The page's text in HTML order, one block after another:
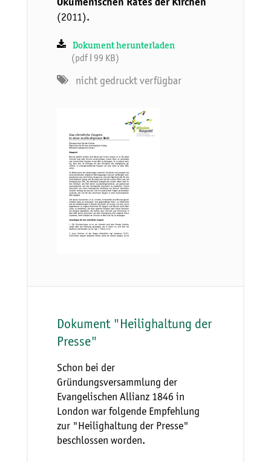
Ökumenischen Rates der Kirchen
(2011).
Dokument herunterladen
(pdf ǀ 99 KB)
nicht gedruckt verfügbar
Dokument "Heilighaltung der
Presse"
Schon bei der
Gründungsversammlung der
Evangelischen Allianz 1846 in
London war folgende Empfehlung
zur "Heilighaltung der Presse"
beschlossen worden.